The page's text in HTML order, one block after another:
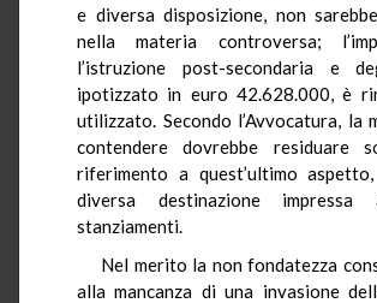
e diversa disposizione, non
nella materia controversa;
l’istruzione post-secondaria e
ipotizzato in euro 42.628.000, è
utilizzato. Secondo l’Avvocatura, la
contendere dovrebbe residuare
riferimento a quest’ultimo
diversa destinazione
stanziamenti.
Nel merito la non fondatezza
alla mancanza di una invasione